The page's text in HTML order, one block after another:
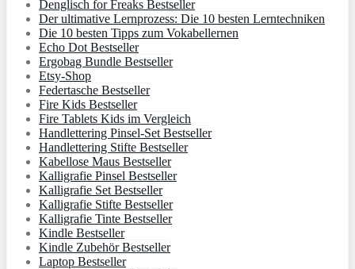
Denglisch for Freaks Bestseller
Der ultimative Lernprozess: Die 10 besten Lerntechniken
Die 10 besten Tipps zum Vokabellernen
Echo Dot Bestseller
Ergobag Bundle Bestseller
Etsy-Shop
Federtasche Bestseller
Fire Kids Bestseller
Fire Tablets Kids im Vergleich
Handlettering Pinsel-Set Bestseller
Handlettering Stifte Bestseller
Kabellose Maus Bestseller
Kalligrafie Pinsel Bestseller
Kalligrafie Set Bestseller
Kalligrafie Stifte Bestseller
Kalligrafie Tinte Bestseller
Kindle Bestseller
Kindle Zubehör Bestseller
Laptop Bestseller